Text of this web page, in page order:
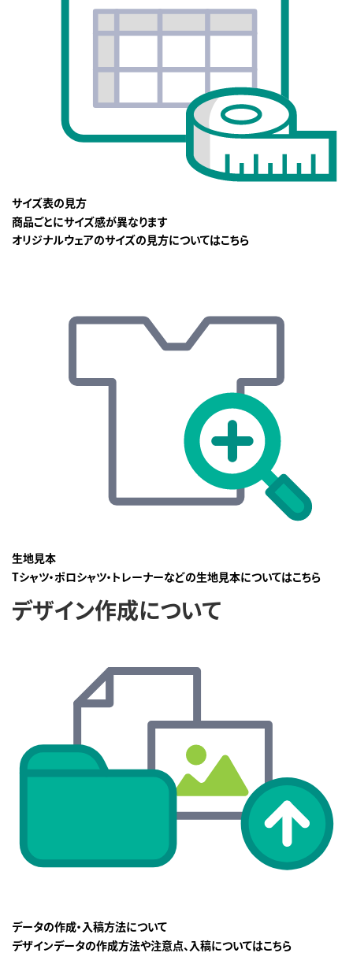
サイズ表の見方
商品ごとにサイズ感が異なります
オリジナルウェアのサイズの見方についてはこちら
生地見本
Tシャツ・ポロシャツ・トレーナーなどの生地見本についてはこちら
デザイン作成について
データの作成・入稿方法について
デザインデータの作成方法や注意点、入稿についてはこちら